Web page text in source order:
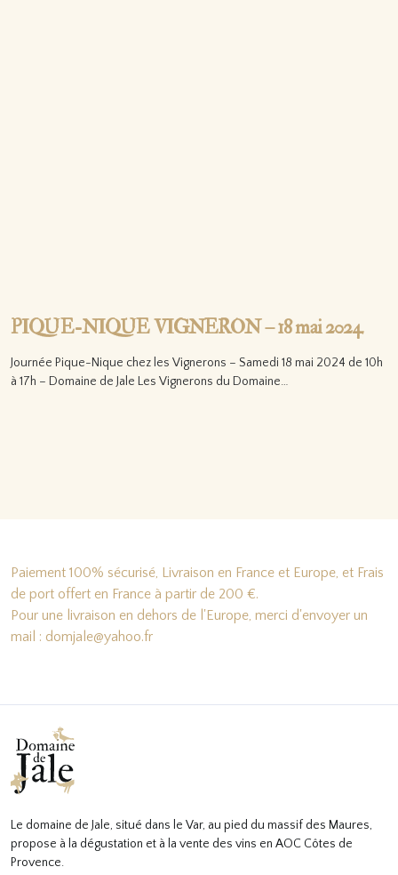
PIQUE-NIQUE VIGNERON – 18 mai 2024
Journée Pique-Nique chez les Vignerons – Samedi 18 mai 2024 de 10h
à 17h – Domaine de Jale Les Vignerons du Domaine…
Paiement 100% sécurisé, Livraison en France et Europe, et Frais
de port offert en France à partir de 200 €.
Pour une livraison en dehors de l'Europe, merci d'envoyer un
mail : domjale@yahoo.fr
Le domaine de Jale, situé dans le Var, au pied du massif des Maures,
propose à la dégustation et à la vente des vins en AOC Côtes de
Provence.